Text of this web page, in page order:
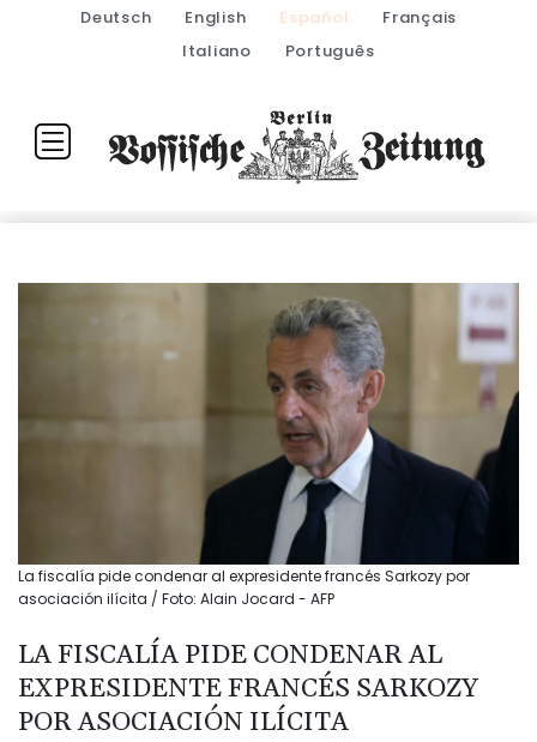
Deutsch English Español
Français
Italiano
Português
La fiscalía pide condenar al expresidente francés Sarkozy por
asociación ilícita / Foto: Alain Jocard - AFP
LA FISCALÍA PIDE CONDENAR AL
EXPRESIDENTE FRANCÉS SARKOZY
POR ASOCIACIÓN ILÍCITA